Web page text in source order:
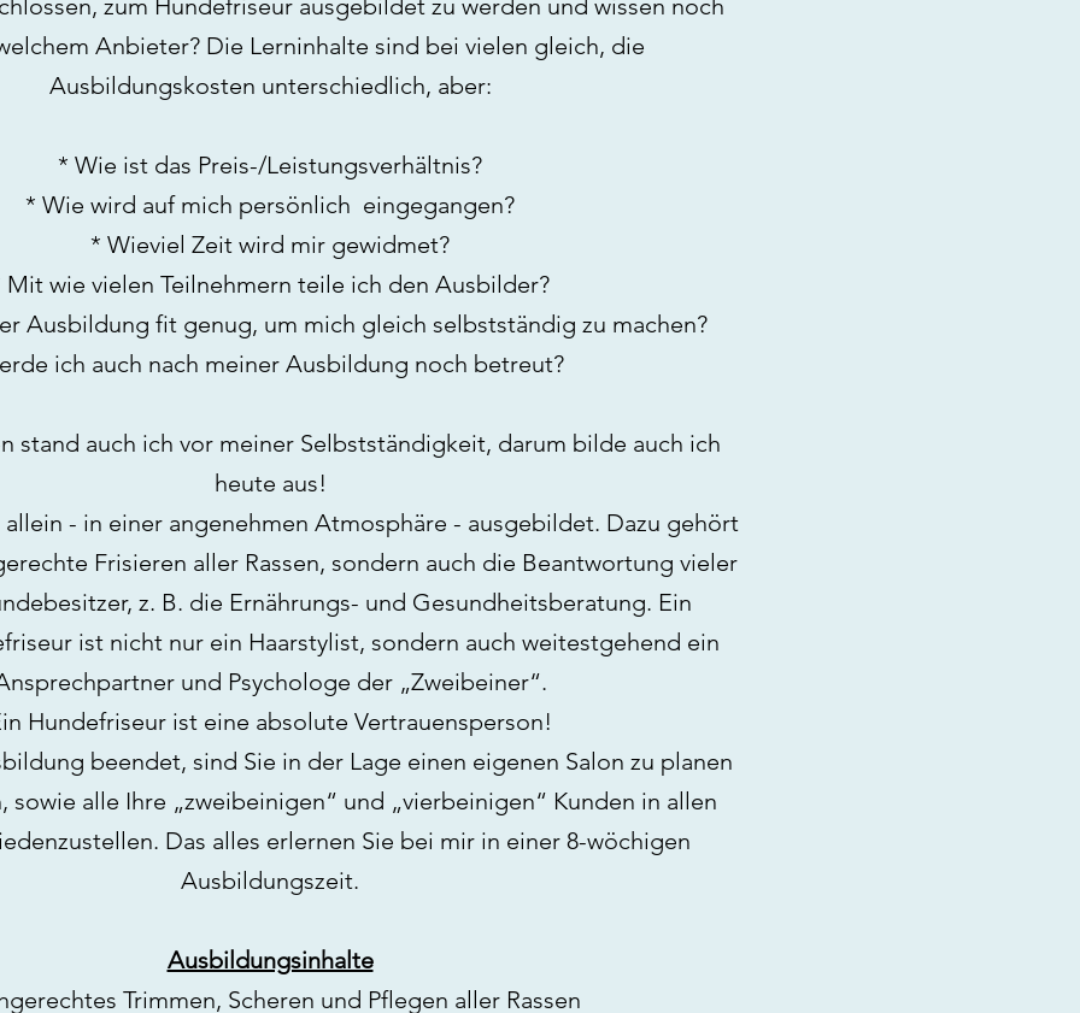
zum Hundefriseur ausgebildet zu werden und wissen noch
Anbieter? Die Lerninhalte sind bei vielen gleich, die
Ausbildungskosten unterschiedlich, aber:
* Wie ist das Preis-/Leistungsverhältnis?
* Wie wird auf mich persönlich eingegangen?
* Wieviel Zeit wird mir gewidmet?
Mit wie vielen Teilnehmern teile ich den Ausbilder?
Ausbildung fit genug, um mich gleich selbstständig zu machen?
ich auch nach meiner Ausbildung noch betreut?
stand auch ich vor meiner Selbstständigkeit, darum bilde auch ich
heute aus!
- in einer angenehmen Atmosphäre - ausgebildet. Dazu gehört
Frisieren aller Rassen, sondern auch die Beantwortung vieler
z. B. die Ernährungs- und Gesundheitsberatung. Ein
ist nicht nur ein Haarstylist, sondern auch weitestgehend ein
und Psychologe der „Zweibeiner“.
Hundefriseur ist eine absolute Vertrauensperson!
beendet, sind Sie in der Lage einen eigenen Salon zu planen
sowie alle Ihre „zweibeinigen“ und „vierbeinigen“ Kunden in allen
Das alles erlernen Sie bei mir in einer 8-wöchigen
Ausbildungszeit.
Ausbildungsinhalte
Trimmen, Scheren und Pflegen aller Rassen